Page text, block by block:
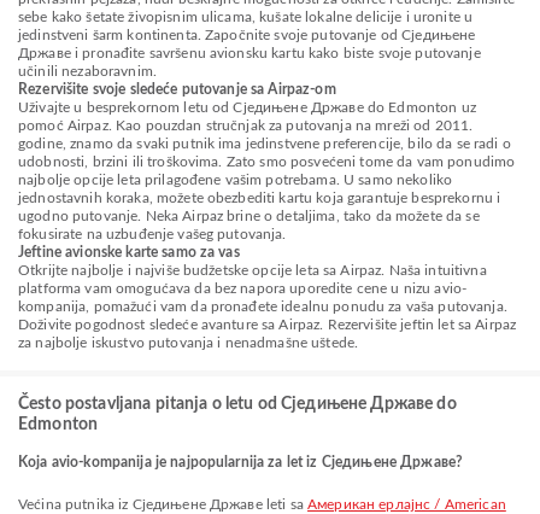
sebe kako šetate živopisnim ulicama, kušate lokalne delicije i uronite u
jedinstveni šarm kontinenta. Započnite svoje putovanje od Сједињене
Државе i pronađite savršenu avionsku kartu kako biste svoje putovanje
učinili nezaboravnim.
Rezervišite svoje sledeće putovanje sa Airpaz-om
Uživajte u besprekornom letu od Сједињене Државе do Edmonton uz
pomoć Airpaz. Kao pouzdan stručnjak za putovanja na mreži od 2011.
godine, znamo da svaki putnik ima jedinstvene preferencije, bilo da se radi o
udobnosti, brzini ili troškovima. Zato smo posvećeni tome da vam ponudimo
najbolje opcije leta prilagođene vašim potrebama. U samo nekoliko
jednostavnih koraka, možete obezbediti kartu koja garantuje besprekornu i
ugodno putovanje. Neka Airpaz brine o detaljima, tako da možete da se
fokusirate na uzbuđenje vašeg putovanja.
Jeftine avionske karte samo za vas
Otkrijte najbolje i najviše budžetske opcije leta sa Airpaz. Naša intuitivna
platforma vam omogućava da bez napora uporedite cene u nizu avio-
kompanija, pomažući vam da pronađete idealnu ponudu za vaša putovanja.
Doživite pogodnost sledeće avanture sa Airpaz. Rezervišite jeftin let sa Airpaz
za najbolje iskustvo putovanja i nenadmašne uštede.
Često postavljana pitanja o letu od Сједињене Државе do
Edmonton
Koja avio-kompanija je najpopularnija za let iz Сједињене Државе?
Većina putnika iz Сједињене Државе leti saАмерикан ерлајнс / American